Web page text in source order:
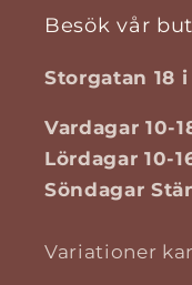
Besök vår
Storgatan 18
Vardagar 10-
Lördagar 10-
Söndagar
Variationer